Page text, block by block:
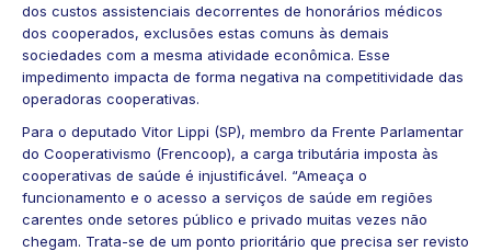
dos custos assistenciais decorrentes de honorários médicos
dos cooperados, exclusões estas comuns às demais
sociedades com a mesma atividade econômica. Esse
impedimento impacta de forma negativa na competitividade das
operadoras cooperativas.
Para o deputado Vitor Lippi (SP), membro da Frente Parlamentar
do Cooperativismo (Frencoop), a carga tributária imposta às
cooperativas de saúde é injustificável. “Ameaça o
funcionamento e o acesso a serviços de saúde em regiões
carentes onde setores público e privado muitas vezes não
chegam. Trata-se de um ponto prioritário que precisa ser revisto